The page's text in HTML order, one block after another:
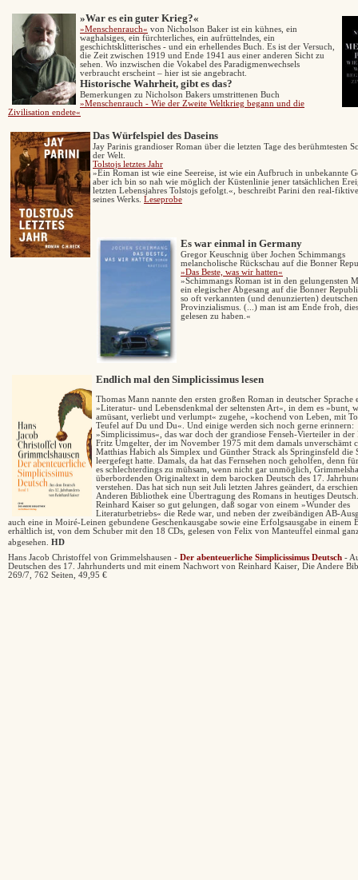
»War es ein guter Krieg?«
»Menschenrauch« von Nicholson Baker ist ein kühnes, ein
waghalsiges, ein fürchterliches, ein aufrüttelndes, ein
geschichtsklitterisches - und ein erhellendes Buch. Es ist der Versuch,
die Zeit zwischen 1919 und Ende 1941 aus einer anderen Sicht zu
sehen. Wo inzwischen die Vokabel des Paradigmenwechsels
verbraucht erscheint – hier ist sie angebracht.
Historische Wahrheit, gibt es das?
Bemerkungen zu Nicholson Bakers umstrittenen Buch
»Menschenrauch - Wie der Zweite Weltkrieg begann und die
Zivilisation endete«
Das Würfelspiel des Daseins
Jay Parinis grandioser Roman über die letzten Tage des berühmtesten
der Welt.
Tolstojs letztes Jahr
»Ein Roman ist wie eine Seereise, ist wie ein Aufbruch in unbekannte
aber ich bin so nah wie möglich der Küstenlinie jener tatsächlichen
letzten Lebensjahres Tolstojs gefolgt. « , beschreibt Parini den real-
seines Werks. Leseprobe
Es war einmal in Germany
Gregor Keuschnig über Jochen Schimmangs
melancholische Rückschau auf die Bonner
»Das Beste, was wir hatten«
»Schimmangs Roman ist in den gelungensten
ein elegischer Abgesang auf die Bonner
so oft verkannten (und denunzierten) deutschen
Provinzialismus. (...) man ist am Ende froh,
gelesen zu haben.«
Endlich mal den Simplicissimus lesen
Thomas Mann nannte den ersten großen Roman in deutscher Sprache
»Literatur- und Lebensdenkmal der seltensten Art«, in dem es »bunt,
amüsant, verliebt und verlumpt« zugehe, »kochend von Leben, mit
Teufel auf Du und Du«. Und einige werden sich noch gerne erinnern:
»Simplicissimus«, das war doch der grandiose Fenseh-Vierteiler in der
Fritz Umgelter, der im November 1975 mit dem damals unverschämt
Matthias Habich als Simplex und Günther Strack als Springinsfeld die
leergefegt hatte. Damals, da hat das Fernsehen noch geholfen, denn
es schlechterdings zu mühsam, wenn nicht gar unmöglich,
überbordenden Originaltext in dem barocken Deutsch des 17.
verstehen. Das hat sich nun seit Juli letzten Jahres geändert, da
Anderen Bibliothek eine Übertragung des Romans in heutiges
Reinhard Kaiser so gut gelungen, daß sogar von einem »Wunder des
Literaturbetriebs« die Rede war, und neben der zweibändigen AB-
auch eine in Moiré-Leinen gebundene Geschenkausgabe sowie eine Erfolgsausgabe in einem
erhältlich ist, von dem Schuber mit den 18 CDs, gelesen von Felix von Manteuffel einmal
abgesehen. HD
Hans Jacob Christoffel von Grimmelshausen - Der abenteuerliche Simplicissimus Deutsch -
Deutschen des 17. Jahrhunderts und mit einem Nachwort von Reinhard Kaiser, Die Andere
269/7, 762 Seiten, 49,95 €